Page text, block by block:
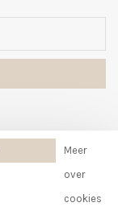
Meer
over
cookies